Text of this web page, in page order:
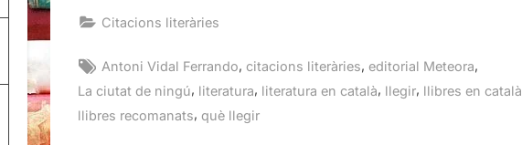
Citacions literàries
Tags:
Antoni Vidal Ferrando, citacions literàries, editorial Meteora,
La ciutat de ningú, literatura, literatura en català, llegir, llibres en català
llibres recomanats, què llegir